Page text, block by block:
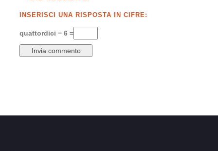
INSERISCI UNA RISPOSTA IN CIFRE:
quattordici − 6 =